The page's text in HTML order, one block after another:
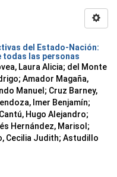
del Estado-Nación:
todas las personas
Laura Alicia; del Monte
; Amador Magaña,
Manuel ; Cruz Barney,
Imer Benjamín;
Hugo Alejandro;
Hernández, Marisol ;
Cecilia Judith; Astudillo